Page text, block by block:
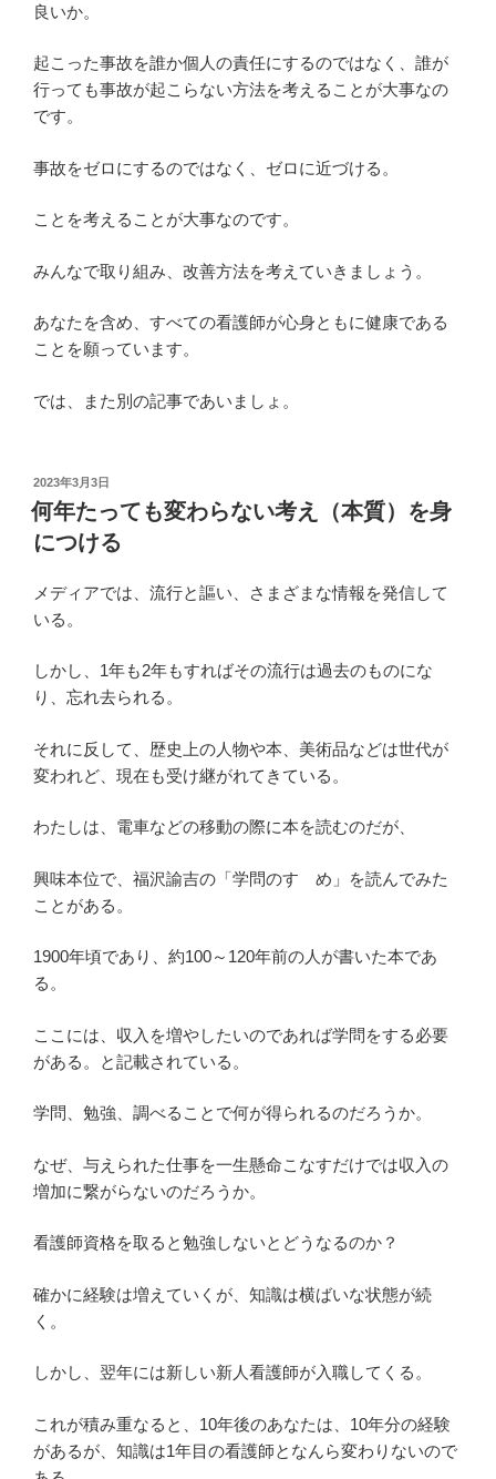
良いか。
起こった事故を誰か個人の責任にするのではなく、誰が
行っても事故が起こらない方法を考えることが大事なの
です。
事故をゼロにするのではなく、ゼロに近づける。
ことを考えることが大事なのです。
みんなで取り組み、改善方法を考えていきましょう。
あなたを含め、すべての看護師が心身ともに健康である
ことを願っています。
では、また別の記事であいましょ。
投
稿
日:
2023年3月3日
何年たっても変わらない考え（本質）を身
につける
メディアでは、流行と謳い、さまざまな情報を発信して
いる。
しかし、1年も2年もすればその流行は過去のものにな
り、忘れ去られる。
それに反して、歴史上の人物や本、美術品などは世代が
変われど、現在も受け継がれてきている。
わたしは、電車などの移動の際に本を読むのだが、
興味本位で、福沢諭吉の「学問のすゝめ」を読んでみた
ことがある。
1900年頃であり、約100～120年前の人が書いた本であ
る。
ここには、収入を増やしたいのであれば学問をする必要
がある。と記載されている。
学問、勉強、調べることで何が得られるのだろうか。
なぜ、与えられた仕事を一生懸命こなすだけでは収入の
増加に繋がらないのだろうか。
看護師資格を取ると勉強しないとどうなるのか？
確かに経験は増えていくが、知識は横ばいな状態が続
く。
しかし、翌年には新しい新人看護師が入職してくる。
これが積み重なると、10年後のあなたは、10年分の経験
があるが、知識は1年目の看護師となんら変わりないので